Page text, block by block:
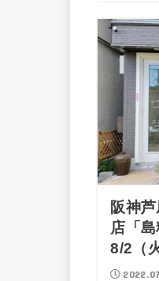
阪神
店「島
8/2（